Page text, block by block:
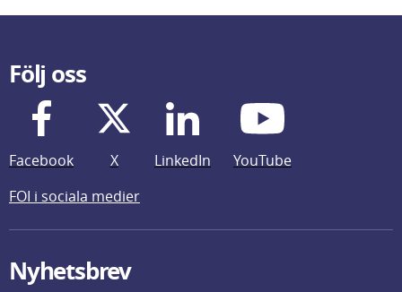
Följ oss
Facebook X LinkedIn
YouTube
FOI i sociala medier
Nyhetsbrev